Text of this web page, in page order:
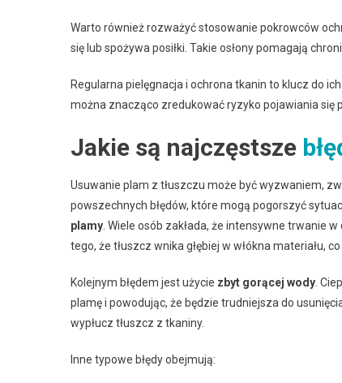
Warto również rozważyć stosowanie pokrowców
się lub spożywa posiłki. Takie osłony pomagają
Regularna pielęgnacja i ochrona tkanin to klucz do
można znacząco zredukować ryzyko pojawiania się
Jakie są najczęstsze
Usuwanie plam z tłuszczu może być wyzwaniem,
powszechnych błędów, które mogą pogorszyć
plamy . Wiele osób zakłada, że intensywne trwanie
tego, że tłuszcz wnika głębiej w włókna materiału,
Kolejnym błędem jest użycie zbyt gorącej wody .
plamę i powodując, że będzie trudniejsza do
wypłucz tłuszcz z tkaniny.
Inne typowe błędy obejmują: